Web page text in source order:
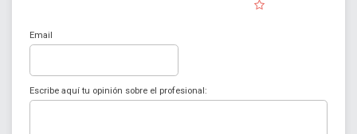
( )
Email
Escribe aquí tu opinión sobre el profesional: